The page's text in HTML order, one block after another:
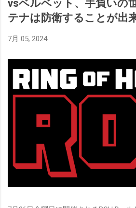
vsベルベット、手負いの
テナは防衛することが出
7月 05, 2024